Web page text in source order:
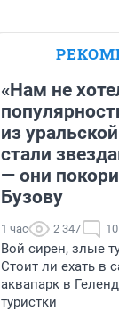
Анастасия
«Нам не
из
стали
— они
Бузову
1 час 2 347 10
Вой сирен, злые
Стоит ли ехать в
аквапарк в
туристки